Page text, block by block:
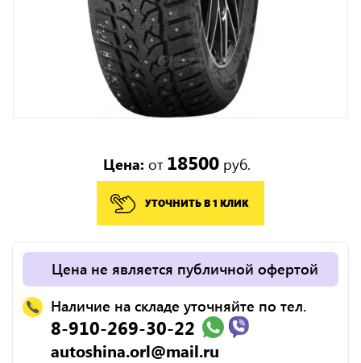
Цена: от 18500руб.
УТОЧНИТЬ В 1 КЛИК
Цена не является публичной офертой
Наличие на складе уточняйте по тел.
8-910-269-30-22
autoshina.orl@mail.ru